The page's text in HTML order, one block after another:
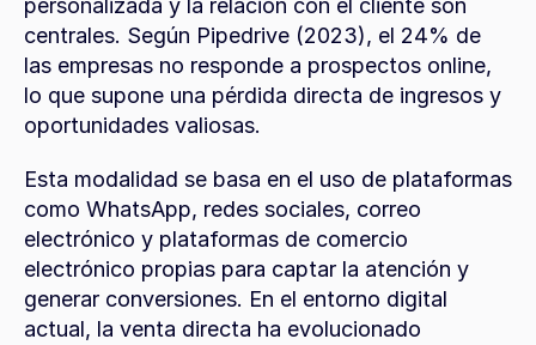
personalizada y la relación con el cliente son
centrales. Según Pipedrive (2023), el 24% de
las empresas no responde a prospectos online,
lo que supone una pérdida directa de ingresos y
oportunidades valiosas.
Esta modalidad se basa en el uso de plataformas
como WhatsApp, redes sociales, correo
electrónico y plataformas de comercio
electrónico propias para captar la atención y
generar conversiones. En el entorno digital
actual, la venta directa ha evolucionado